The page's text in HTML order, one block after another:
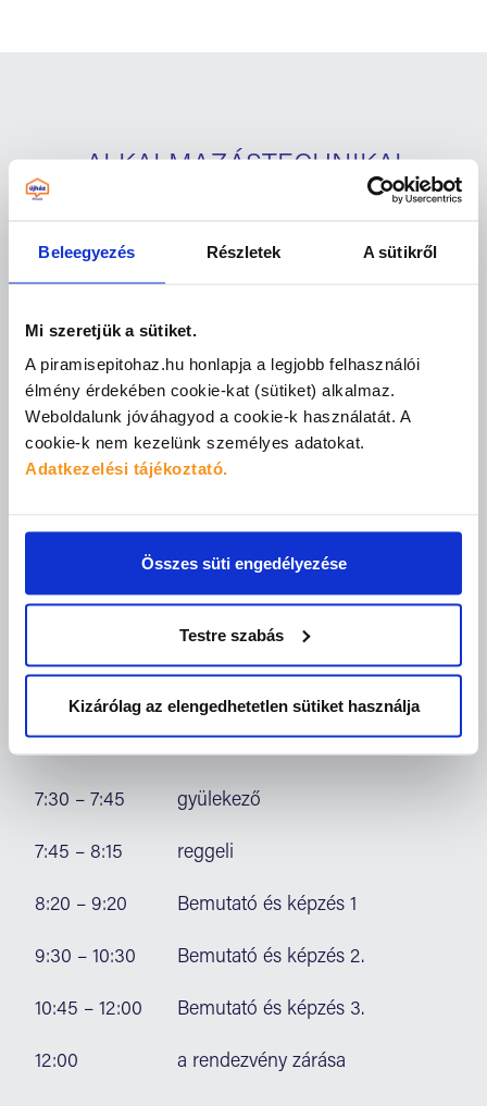
Beleegyezés Részletek A sütikről
Mi szeretjük a sütiket.
A piramisepitohaz.hu honlapja a legjobb felhasználói
élmény érdekében cookie-kat (sütiket) alkalmaz.
Weboldalunk jóváhagyod a cookie-k használatát. A
cookie-k nem kezelünk személyes adatokat.
Adatkezelési tájékoztató.
Összes süti engedélyezése
Testre szabás
Kizárólag az elengedhetetlen sütiket használja
ALKALMAZÁSTECHNIKAI
Wágner Gergő,
Milyen anyagokat használj a precíz
kivitelezéshez?
Fazekas Kristóf:
Hogyan egyszerűsítik a munkád és a speciális
Gácsér Krisztián,
Dorvos Márió:
PROGRAM
7:30 – 7:45 gyülekező
7:45 – 8:15 reggeli
8:20 – 9:20 Bemutató és képzés 1
9:30 – 10:30 Bemutató és képzés 2.
10:45 – 12:00 Bemutató és képzés 3.
12:00 a rendezvény zárása